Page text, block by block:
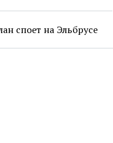
споет на Эльбрусе